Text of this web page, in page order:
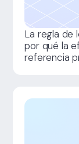
La regla de
por qué la
referencia